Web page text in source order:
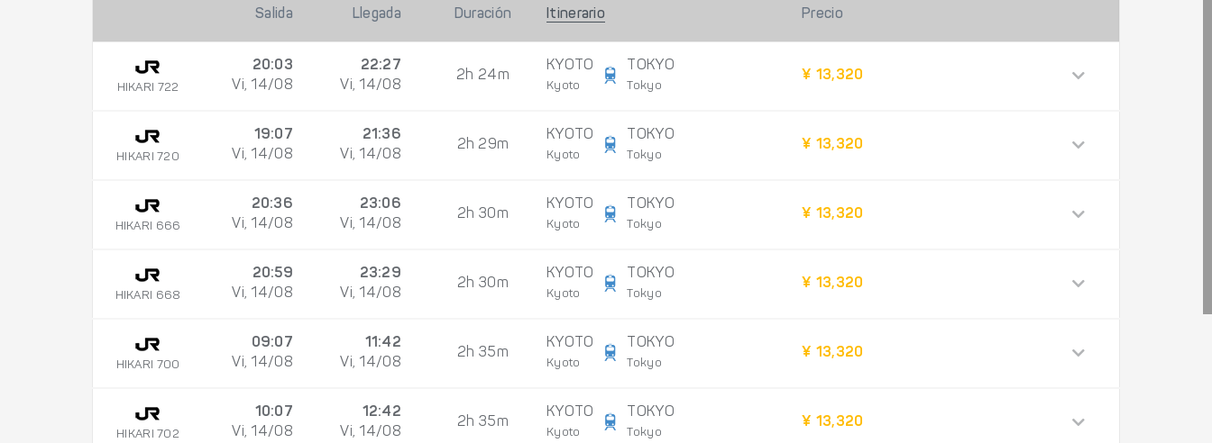
Salida Llegada Duración Itinerario Precio
HIKARI 722
20:03
Vi, 14/08
22:27
Vi, 14/08
2h 24m
KYOTO
Kyoto
TOKYO
Tokyo
¥ 13,320
HIKARI 720
19:07
Vi, 14/08
21:36
Vi, 14/08
2h 29m
KYOTO
Kyoto
TOKYO
Tokyo
¥ 13,320
HIKARI 666
20:36
Vi, 14/08
23:06
Vi, 14/08
2h 30m
KYOTO
Kyoto
TOKYO
Tokyo
¥ 13,320
HIKARI 668
20:59
Vi, 14/08
23:29
Vi, 14/08
2h 30m
KYOTO
Kyoto
TOKYO
Tokyo
¥ 13,320
HIKARI 700
09:07
Vi, 14/08
11:42
Vi, 14/08
2h 35m
KYOTO
Kyoto
TOKYO
Tokyo
¥ 13,320
HIKARI 702
10:07
Vi, 14/08
12:42
Vi, 14/08
2h 35m
KYOTO
Kyoto
TOKYO
Tokyo
¥ 13,320